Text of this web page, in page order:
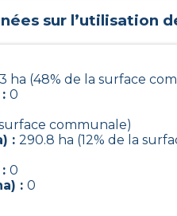
sur l’utilisation
ha (48% de la surface
0
communale)
: 290.8 ha (12% de la
0
: 0